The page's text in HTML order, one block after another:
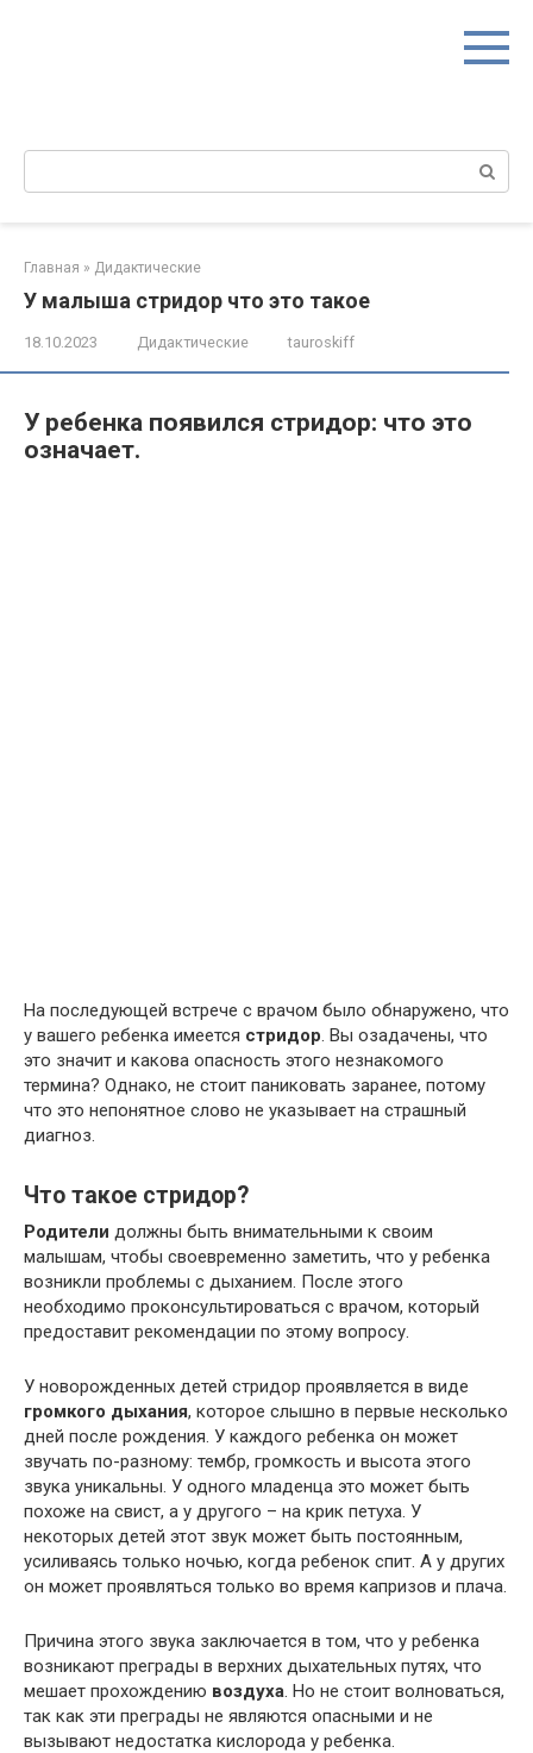
Поиск:
Главная » Дидактические
У малыша стридор что это такое
18.10.2023 Дидактические tauroskiff
У ребенка появился стридор: что это
означает.
На последующей встрече с врачом было обнаружено, что
у вашего ребенка имеется стридор. Вы озадачены, что
это значит и какова опасность этого незнакомого
термина? Однако, не стоит паниковать заранее, потому
что это непонятное слово не указывает на страшный
диагноз.
Что такое стридор?
Родители должны быть внимательными к своим
малышам, чтобы своевременно заметить, что у ребенка
возникли проблемы с дыханием. После этого
необходимо проконсультироваться с врачом, который
предоставит рекомендации по этому вопросу.
У новорожденных детей стридор проявляется в виде
громкого дыхания, которое слышно в первые несколько
дней после рождения. У каждого ребенка он может
звучать по-разному: тембр, громкость и высота этого
звука уникальны. У одного младенца это может быть
похоже на свист, а у другого – на крик петуха. У
некоторых детей этот звук может быть постоянным,
усиливаясь только ночью, когда ребенок спит. А у других
он может проявляться только во время капризов и плача.
Причина этого звука заключается в том, что у ребенка
возникают преграды в верхних дыхательных путях, что
мешает прохождению воздуха. Но не стоит волноваться,
так как эти преграды не являются опасными и не
вызывают недостатка кислорода у ребенка.